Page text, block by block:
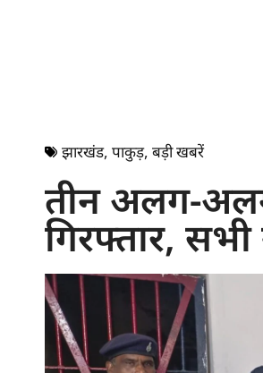
झारखंड, पाकुड़, बड़ी खबरें
तीन अलग-
गिरफ्तार,